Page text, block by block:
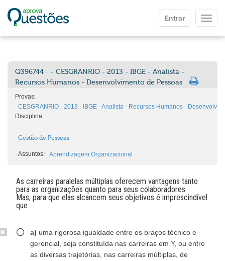
Entrar
Q396744
- CESGRANRIO - 2013 - IBGE - Analista -
Recursos Humanos - Desenvolvimento de Pessoas
Provas:
CESGRANRIO - 2013 - IBGE - Analista - Recursos Humanos -
Disciplina:
Gestão de Pessoas
-Assuntos: Aprendizagem Organizacional
As carreiras paralelas múltiplas oferecem vantagens tanto
para as organizações quanto para seus colaboradores.
Mas, para que elas alcancem seus objetivos é imprescindível
que
a) uma rigorosa igualdade entre os braços técnico e
gerencial, seja constituída nas carreiras em Y, ou entre
as diversas trajetórias, nas carreiras múltiplas, de